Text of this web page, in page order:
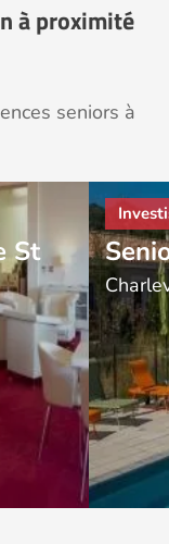
à proximité
seniors à
St